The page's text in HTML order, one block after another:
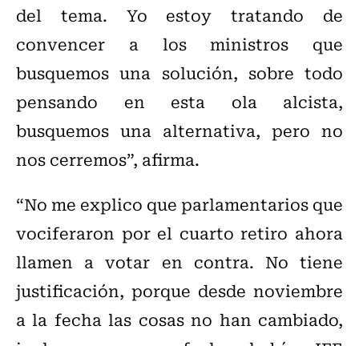
del tema. Yo estoy tratando de
convencer a los ministros que
busquemos una solución, sobre todo
pensando en esta ola alcista,
busquemos una alternativa, pero no
nos cerremos”, afirma.
“No me explico que parlamentarios que
vociferaron por el cuarto retiro ahora
llamen a votar en contra. No tiene
justificación, porque desde noviembre
a la fecha las cosas no han cambiado,